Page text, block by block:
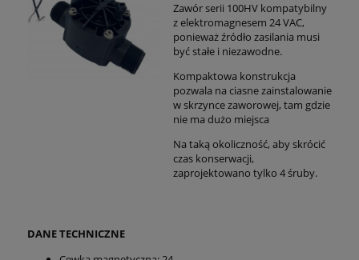
Zawór serii 100HV kompatybilny
z elektromagnesem 24 VAC,
ponieważ źródło zasilania musi
być stałe i niezawodne.
Kompaktowa konstrukcja
pozwala na ciasne zainstalowanie
w skrzynce zaworowej, tam gdzie
nie ma dużo miejsca
Na taką okoliczność, aby skrócić
czas konserwacji,
zaprojektowano tylko 4 śruby.
DANE TECHNICZNE